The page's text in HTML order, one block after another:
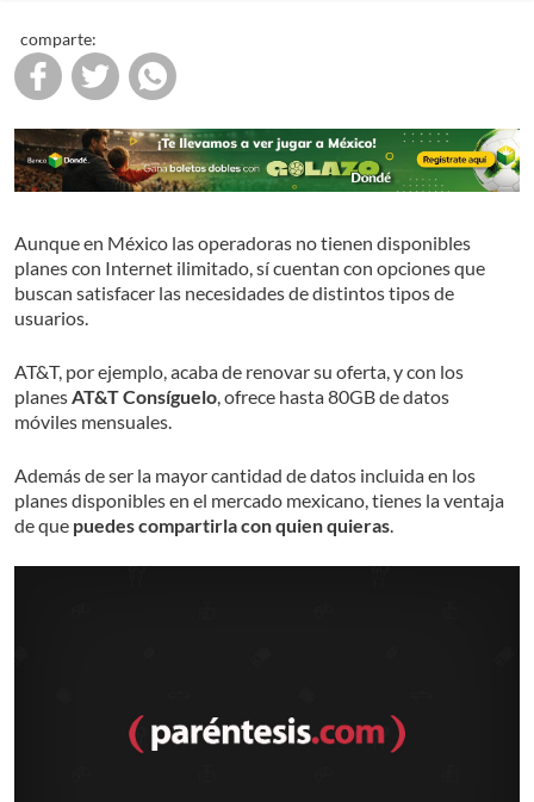
comparte:
Aunque en México las operadoras no tienen disponibles
planes con Internet ilimitado, sí cuentan con opciones que
buscan satisfacer las necesidades de distintos tipos de
usuarios.
AT&T, por ejemplo, acaba de renovar su oferta, y con los
planes AT&T Consíguelo , ofrece hasta 80GB de datos
móviles mensuales.
Además de ser la mayor cantidad de datos incluida en los
planes disponibles en el mercado mexicano, tienes la ventaja
de que puedes compartirla con quien quieras